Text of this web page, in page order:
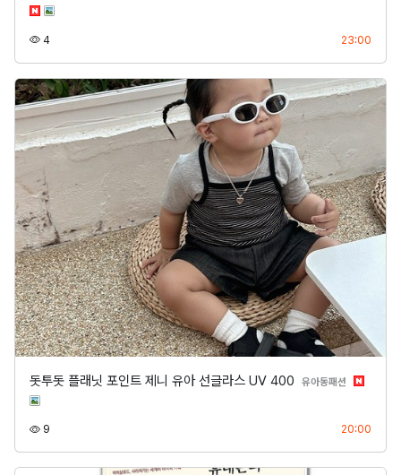
4조회 23:00
돗투돗 플래닛 포인트 제니 유아 선글라스 UV 400 유아동패션 분류
9 20:00